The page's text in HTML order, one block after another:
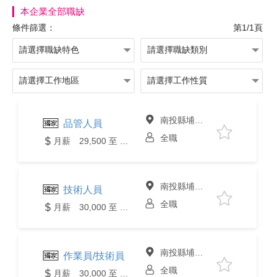
本企業全部職缺
條件篩選： 第1/1頁
品管人員
南投縣埔里鎮
全職
技術人員
南投縣埔里鎮
全職
作業員/技術員
南投縣埔里鎮
全職